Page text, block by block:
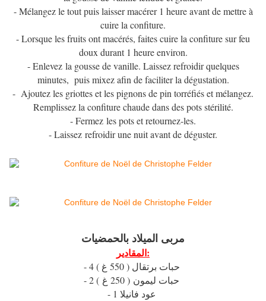
- Mélangez le tout puis laisser macérer 1 heure avant de mettre à
cuire la confiture.
- Lorsque les fruits ont macérés, faites cuire la confiture sur feu
doux durant 1 heure environ.
- Enlevez la gousse de vanille. Laissez refroidir quelques
minutes, puis mixez afin de faciliter la dégustation.
- Ajoutez les griottes et les pignons de pin torréfiés et mélangez.
Remplissez la confiture chaude dans des pots stérilité.
- Fermez les pots et retournez-les.
- Laissez refroidir une nuit avant de déguster.
مربى الميلاد بالحمضيات
المقادير: